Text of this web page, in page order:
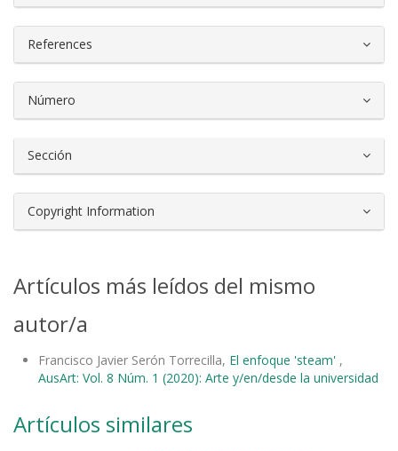
References
Número
Sección
Copyright Information
Artículos más leídos del mismo
autor/a
Francisco Javier Serón Torrecilla, El enfoque 'steam' ,
AusArt: Vol. 8 Núm. 1 (2020): Arte y/en/desde la universidad
Artículos similares